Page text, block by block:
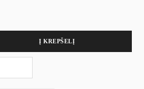
Į KREPŠELĮ